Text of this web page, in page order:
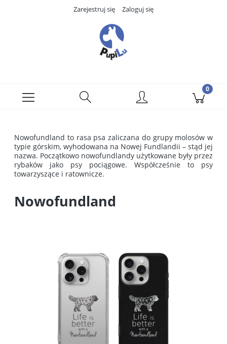
Zarejestruj się Zaloguj się
Nowofundland to rasa psa zaliczana do grupy molosów w
typie górskim, wyhodowana na Nowej Fundlandii – stąd jej
nazwa. Początkowo nowofundlandy użytkowane były przez
rybaków jako psy pociągowe. Współcześnie to psy
towarzyszące i ratownicze.
Nowofundland